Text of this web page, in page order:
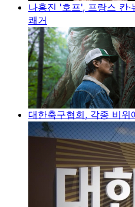
나홍진 '호프', 프랑스 칸
쾌거
대한축구협회, 각종 비위